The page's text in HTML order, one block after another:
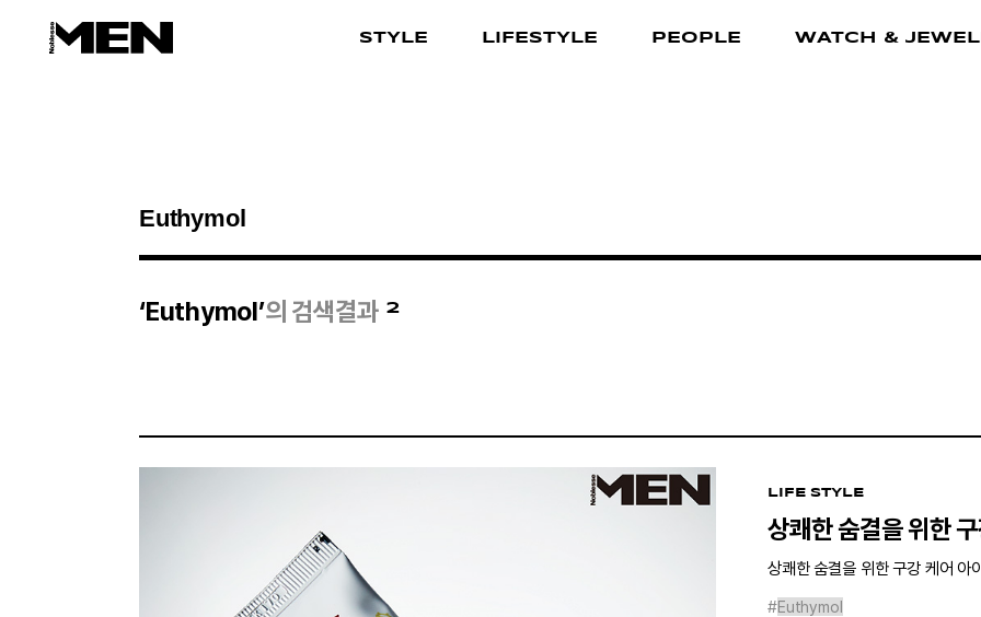
STYLE LIFESTYLE PEOPLE WATCH &
검색결과
‘Euthymol’의 검색결과 2
LIFE STYLE
상쾌한 숨결을 위한
상쾌한 숨결을 위한 구강 케어 아
#Euthymol